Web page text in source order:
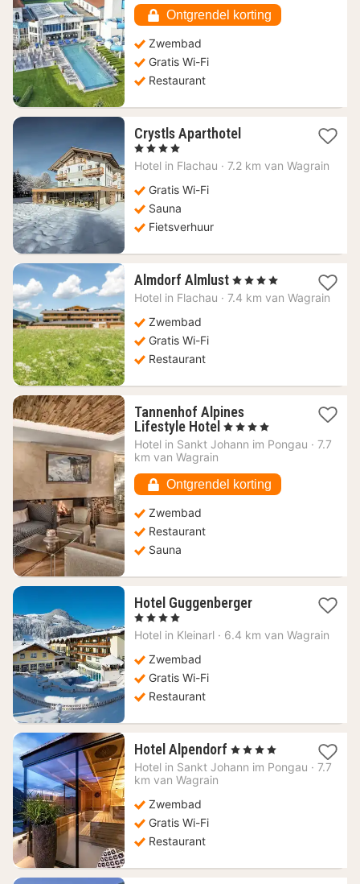
€
Ontgrendel korting
Zwembad
Gratis Wi-Fi
Restaurant
Crystls Aparthotel1
vanaf
, 4 Sterren
Hotel in Flachau · 7.2 km van Wagrain
Gratis Wi-Fi
Sauna
Fietsverhuur
Almdorf Almlust 1
nacht
, 4 Sterren
Hotel in Flachau · 7.4 km van Wagrain
Zwembad
Gratis Wi-Fi
Restaurant
Tannenhof Alpines
Lifestyle Hotel 1
nacht
€
, 4 Sterren
Hotel in Sankt Johann im Pongau · 7.7
km van Wagrain
Ontgrendel korting
Zwembad
Restaurant
Sauna
Hotel Guggenberger1
vanaf
, 4 Sterren
Hotel in Kleinarl · 6.4 km van Wagrain
Zwembad
Gratis Wi-Fi
Restaurant
Hotel Alpendorf 1
nacht
, 4 Sterren
Hotel in Sankt Johann im Pongau · 7.7
km van Wagrain
Zwembad
Gratis Wi-Fi
Restaurant